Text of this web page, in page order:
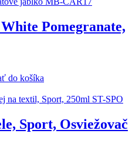
Pomegranate,
do košíka
Sport, Osviežovač